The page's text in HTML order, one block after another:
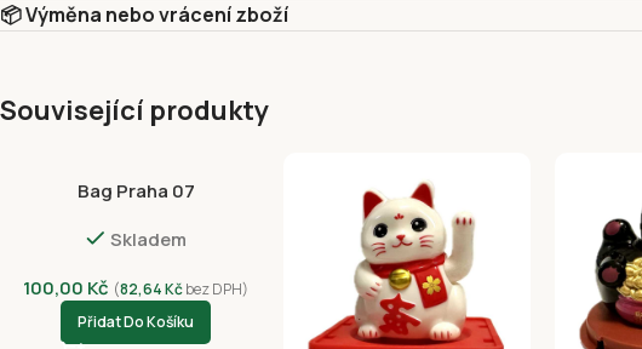
- platba pouze převodem / kartou
Vyzvednutí v prodejně Fivuza Market Václavské 801/52, Praha 1, 110 00
Platební metody
Dobírkou
Platba kartou online – GP webpay ( Visa, Mastercard)
Google Pay (GPWebPayGpe)
📦 Výměna nebo vrácení zboží
Související produkty
Bag Praha 07
Skladem
100,00 Kč (82,64Kčbez DPH)
Přidat Do Košíku